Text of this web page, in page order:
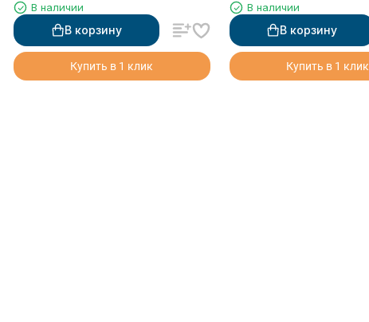
В наличии
В корзину
Купить в 1 клик
В наличии
В корзину
Купить в 1 клик